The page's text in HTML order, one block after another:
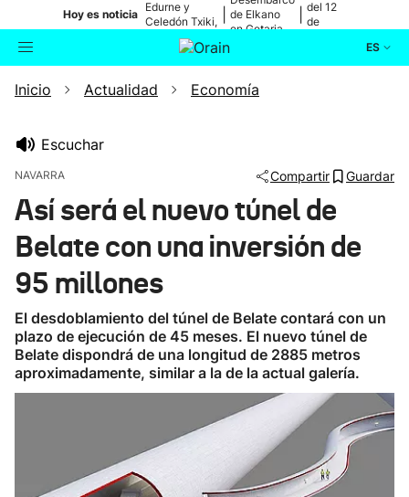
Hoy es noticia
Edurne y
Celedón Txiki,
en directo
de Elkano
en Getaria
del 12
de
ES
Buscador Actualidad
Ikusmiran
Inicio Actualidad Economía
Escuchar
NAVARRA Compartir Guardar
Así será el nuevo túnel de
Belate con una inversión de
95 millones
El desdoblamiento del túnel de Belate contará con un
plazo de ejecución de 45 meses. El nuevo túnel de
Belate dispondrá de una longitud de 2885 metros
aproximadamente, similar a la de la actual galería.